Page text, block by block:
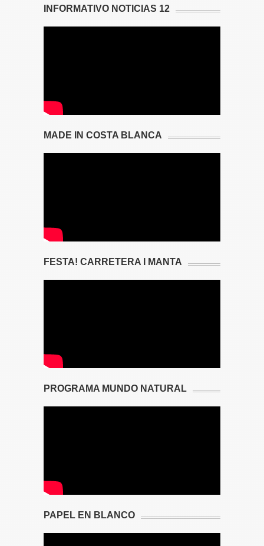
INFORMATIVO NOTICIAS 12
MADE IN COSTA BLANCA
FESTA! CARRETERA I MANTA
PROGRAMA MUNDO NATURAL
PAPEL EN BLANCO